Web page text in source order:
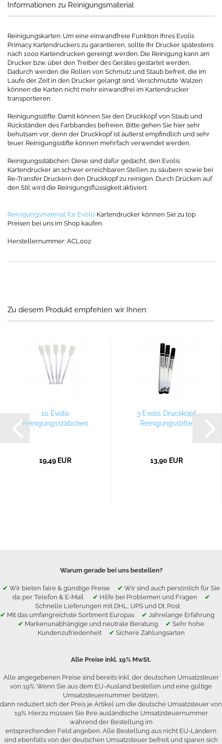
Informationen zu Reinigungsmaterial
Reinigungskarten: Um eine einwandfreie Funktion Ihres Evolis
Primacy Kartendruckers zu garantieren, sollte Ihr Drucker spätestens
nach 1000 Kartendrucken gereingt werden. Die Reinigung kann am
Drucker bzw. über den Treiber des Gerätes gestartet werden.
Dadurch werden die Rollen von Schmutz und Staub befreit, die im
Laufe der Zeit in den Drucker gelangt sind. Verschmutzte Walzen
können die Karten nicht mehr einwandfrei im Kartendrucker
transportieren.
Reinigungsstifte: Damit können Sie den Druckkopf von Staub und
Rückständen des Farbbandes befreien. Bitte gehen Sie hier sehr
behutsam vor, denn der Druckkopf ist äußerst empfindlich und sehr
teuer. Reinigungsstifte können mehrfach verwendet werden.
Reinigungsstäbchen: Diese sind dafür gedacht, den Evolis
Kartendrucker an schwer erreichbaren Stellen zu säubern sowie bei
Re-Transfer Druckern den Druckkopf zu reinigen. Durch Drücken auf
den Stil wird die Reinigungsflüssigkeit aktiviert.
Reinigungsmaterial für Evolis Kartendrucker können Sie zu top
Preisen bei uns im Shop kaufen.
Herstellernummer: ACL002
Zu diesem Produkt empfehlen wir Ihnen:
10 Evolis
Reinigungsstäbchen
19,49 EUR
3 Evolis Druckkopf
Reinigungsstifte
13,90 EUR
Warum gerade bei uns bestellen?
✔ Wir bieten faire & günstige Preise ✔ Wir sind auch persönlich für Sie
da: per Telefon & E-Mail ✔ Hilfe bei Problemen und Fragen ✔
Schnelle Lieferungen mit DHL, UPS und Dt. Post
✔ Mit das umfangreichste Sortiment Europas ✔ Jahrelange Erfahrung
✔ Markenunabhängige und neutrale Beratung ✔ Sehr hohe
Kundenzufriedenheit ✔ Sichere Zahlungsarten
Alle Preise inkl. 19% MwSt.
Alle angegebenen Preise sind bereits inkl. der deutschen Umsatzsteuer
von 19%. Wenn Sie aus dem EU-Ausland bestellen und eine gültige
Umsatzsteuernummer besitzen,
dann reduziert sich der Preis je Artikel um die deutsche Umsatzsteuer von
19%. Hierzu müssen Sie Ihre ausländische Umsatzsteuernummer
während der Bestellung im
entsprechenden Feld angeben. Alle Bestellung aus nicht EU-Ländern
sind ebenfalls von der deutschen Umsatzsteuer befreit und sparen sich